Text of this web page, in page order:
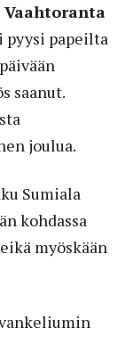
pyysi papeilta
saanut.
joulua.
­Sumiala
kohdassa
myöskään